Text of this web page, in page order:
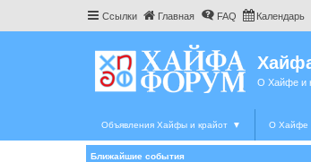
Ссылки Главная FAQ Календарь
О Хайфе и
Объявления Хайфы и крайот ▼ О Хайфе
Ближайшие события